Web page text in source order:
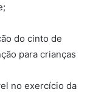
do cinto de
para crianças
no exercício da